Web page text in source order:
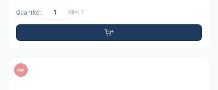
Quantité: Min: 1
PDF